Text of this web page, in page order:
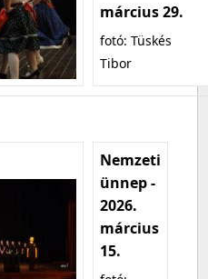
március 29.
fotó: Tüskés
Tibor
Nemzeti
ünnep -
2026.
március
15.